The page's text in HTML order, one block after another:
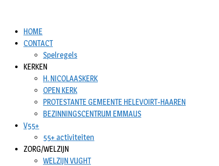
HOME
CONTACT
Spelregels
KERKEN
H. NICOLAASKERK
OPEN KERK
PROTESTANTE GEMEENTE HELEVOIRT-HAAREN
BEZINNINGSCENTRUM EMMAUS
V55+
55+ activiteiten
ZORG/WELZIJN
WELZIJN VUGHT